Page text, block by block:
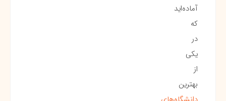
آماده‌اید
که
در
یکی
از
بهترین